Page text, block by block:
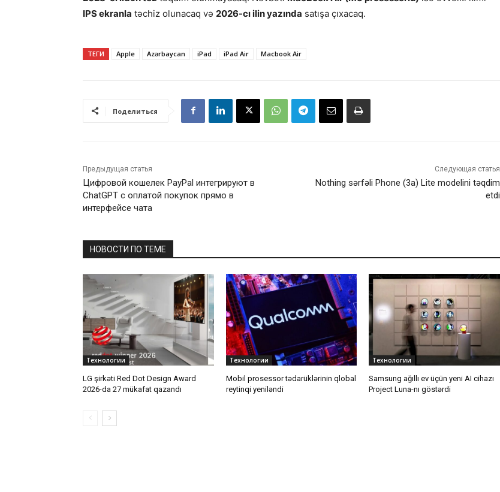
IPS ekranla təchiz olunacaq və 2026-cı ilin yazında satışa çıxacaq.
ТЕГИ Apple Azərbaycan iPad iPad Air Macbook Air
Поделиться
Предыдущая статья
Цифровой кошелек PayPal интегрируют в
ChatGPT с оплатой покупок прямо в
интерфейсе чата
Следующая статья
Nothing sərfəli Phone (3a) Lite modelini təqdim
etdi
НОВОСТИ ПО ТЕМЕ
Технологии
LG şirkəti Red Dot Design Award
2026-da 27 mükafat qazandı
Технологии
Mobil prosessor tədarüklərinin qlobal
reytinqi yeniləndi
Технологии
Samsung ağıllı ev üçün yeni AI cihazı
Project Luna-nı göstərdi